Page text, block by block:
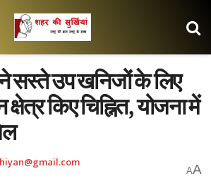
सस्ते उप खनिजों के लिए
किए चिह्नित, योजना में
AA